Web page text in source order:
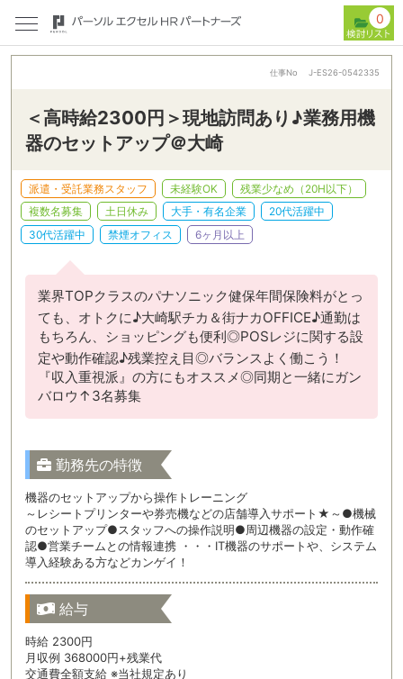
0
仕事No J-ES26-0542335
＜高時給2300円＞現地訪問あり♪業務用機
器のセットアップ＠大崎
派遣・受託業務スタッフ 未経験OK
残業少なめ（20H以下）
複数名募集
土日休み 大手・有名企業
20代活躍中
30代活躍中
禁煙オフィス 6ヶ月以上
業界TOPクラスのパナソニック健保年間保険料がとっ
ても、オトクに♪大崎駅チカ＆街ナカOFFICE♪通勤は
もちろん、ショッピングも便利◎POSレジに関する設
定や動作確認♪残業控え目◎バランスよく働こう！
『収入重視派』の方にもオススメ◎同期と一緒にガン
バロウ↑3名募集
勤務先の特徴
機器のセットアップから操作トレーニング
～レシートプリンターや券売機などの店舗導入サポート★～●機械
のセットアップ●スタッフへの操作説明●周辺機器の設定・動作確
認●営業チームとの情報連携 ・・・IT機器のサポートや、システム
導入経験ある方などカンゲイ！
給与
時給 2300円
月収例 368000円+残業代
交通費全額支給 ※当社規定あり